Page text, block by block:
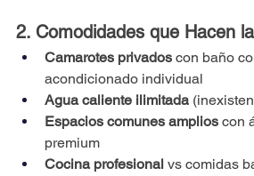
2. Comodidades que Hacen
Camarotes privados con baño
acondicionado individual
Agua caliente ilimitada
Espacios comunes amplios con
premium
Cocina profesional vs comidas